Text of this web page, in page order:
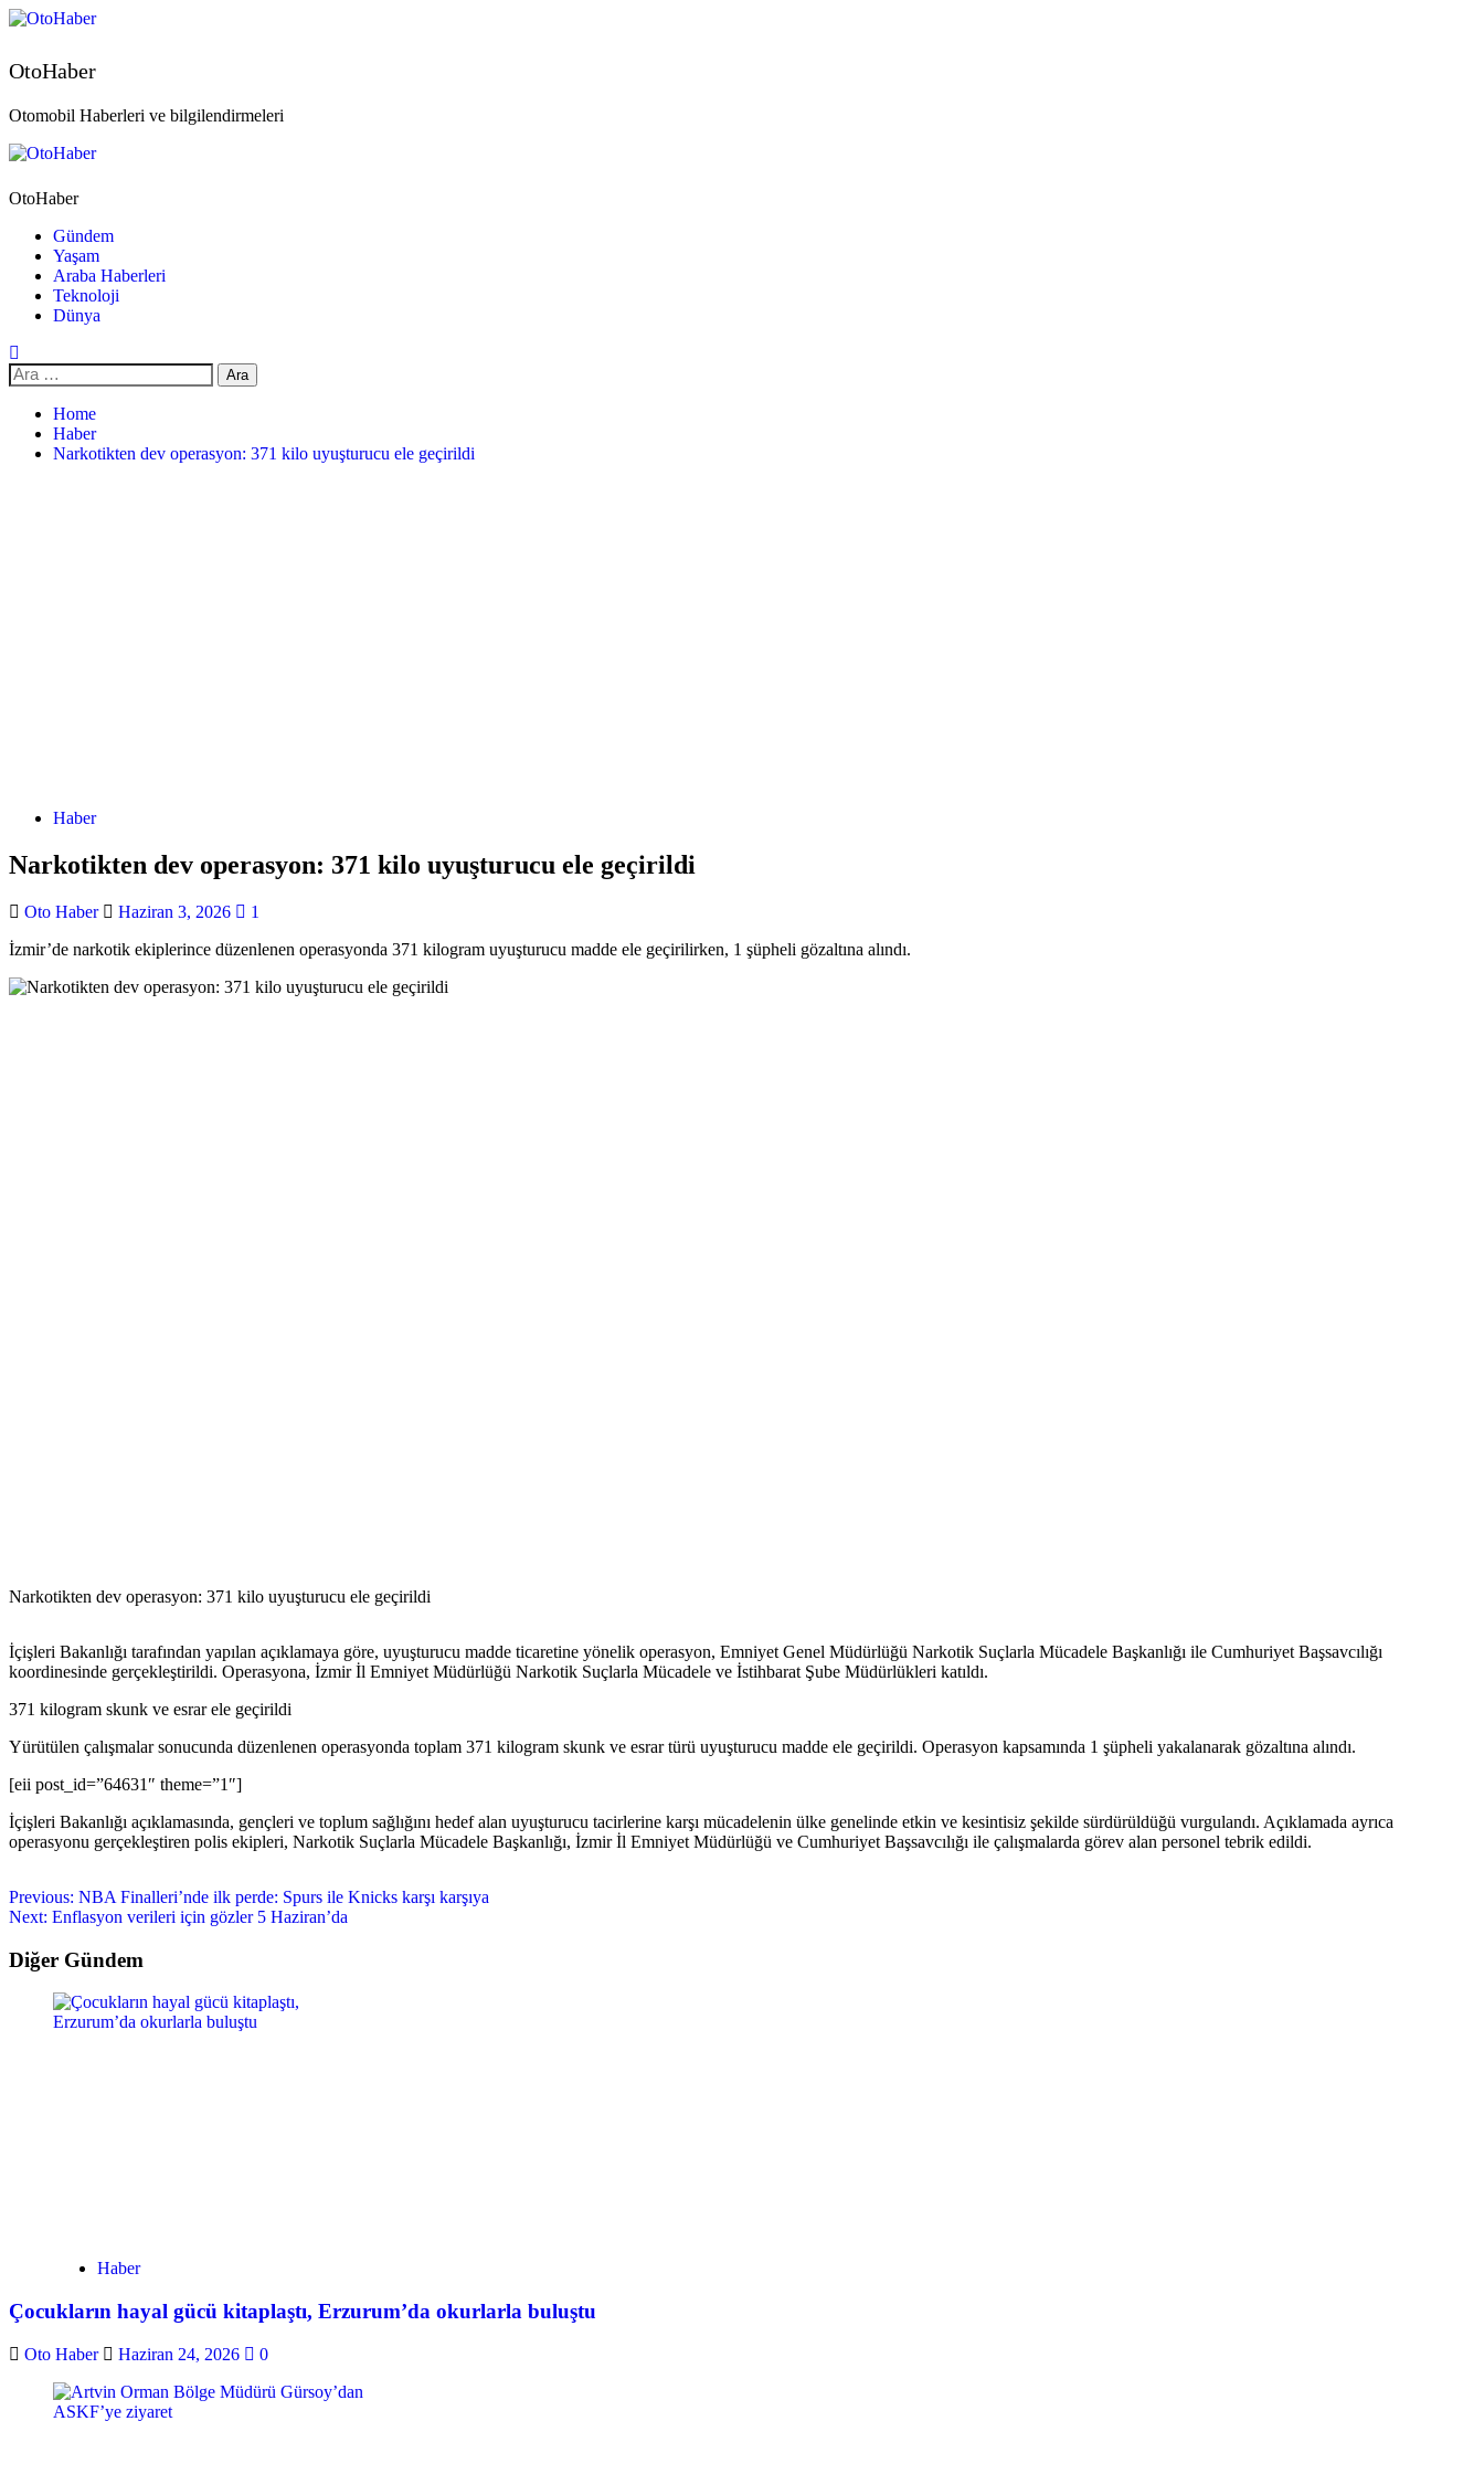
OtoHaber
Otomobil Haberleri ve bilgilendirmeleri
OtoHaber
Gündem
Yaşam
Araba Haberleri
Teknoloji
Dünya
Home
Haber
Narkotikten dev operasyon: 371 kilo uyuşturucu ele geçirildi
Haber
Narkotikten dev operasyon: 371 kilo uyuşturucu ele geçirildi
Oto Haber Haziran 3, 2026
1
İzmir’de narkotik ekiplerince düzenlenen operasyonda 371 kilogram uyuşturucu madde ele geçirilirken, 1 şüpheli gözaltına alındı.
Narkotikten dev operasyon: 371 kilo uyuşturucu ele geçirildi
İçişleri Bakanlığı tarafından yapılan açıklamaya göre, uyuşturucu madde ticaretine yönelik operasyon, Emniyet Genel Müdürlüğü Narkotik Suçlarla Mücadele Başkanlığı ile Cumhuriyet Başsavcılığı
koordinesinde gerçekleştirildi. Operasyona, İzmir İl Emniyet Müdürlüğü Narkotik Suçlarla Mücadele ve İstihbarat Şube Müdürlükleri katıldı.
371 kilogram skunk ve esrar ele geçirildi
Yürütülen çalışmalar sonucunda düzenlenen operasyonda toplam 371 kilogram skunk ve esrar türü uyuşturucu madde ele geçirildi. Operasyon kapsamında 1 şüpheli yakalanarak gözaltına alındı.
[eii post_id=”64631″ theme=”1″]
İçişleri Bakanlığı açıklamasında, gençleri ve toplum sağlığını hedef alan uyuşturucu tacirlerine karşı mücadelenin ülke genelinde etkin ve kesintisiz şekilde sürdürüldüğü vurgulandı. Açıklamada ayrıca
operasyonu gerçekleştiren polis ekipleri, Narkotik Suçlarla Mücadele Başkanlığı, İzmir İl Emniyet Müdürlüğü ve Cumhuriyet Başsavcılığı ile çalışmalarda görev alan personel tebrik edildi.
Previous: NBA Finalleri’nde ilk perde: Spurs ile Knicks karşı karşıya
Next: Enflasyon verileri için gözler 5 Haziran’da
Diğer Gündem
Haber
Çocukların hayal gücü kitaplaştı, Erzurum’da okurlarla buluştu
Oto Haber Haziran 24, 2026 0